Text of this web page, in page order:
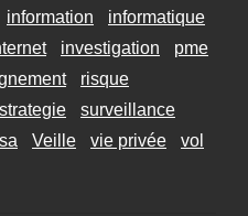
information
informatique
investigation
pme
risque
strategie
surveillance
Veille vie privée
vol